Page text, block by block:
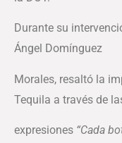
Durante su
Ángel Domínguez
Morales, resaltó la
Tequila a través de
expresiones “Cada